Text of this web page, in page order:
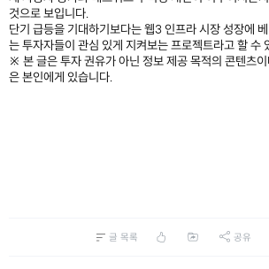
것으로 보입니다.
단기 급등을 기대하기보다는 웹3 인프라 시장 성장에
는 투자자들이 관심 있게 지켜보는 프로젝트라고 할 수
※ 본 글은 투자 권유가 아닌 정보 제공 목적의 콘텐츠
은 본인에게 있습니다.
글 목록 공유